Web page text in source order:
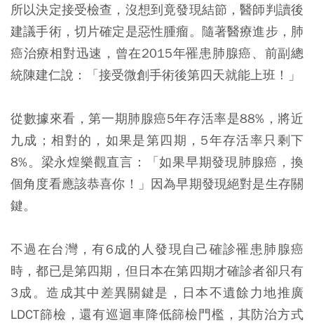
所以決定接受檢查，沒想到竟發現結節，醫師判讀後
建議手術，切片確定是惡性腫瘤。隨著醫療進步，肺
癌治療相對迅速，曾在2015年罹患肺腺癌、前副總
統陳建仁說：「接受微創手術後第四天就能上班！」
從數據來看，第一期肺腺癌5年存活率是88%，將近
九成；相對的，如果是第四期，5年存活率只剩下
8%。梁永煌樂觀直言：「如果早期發現肺腺癌，換
個角度看應該恭喜你！」因為早期發現絕對是生存關
鍵。
不過在台灣，有6成的人發現自己確診罹患肺腺癌
時，都已是第四期，但日本在第四期才確診者卻只有
3成。造成其中差異關鍵是，日本不遺餘力地推廣
LDCT篩檢，還有巡迴車降低篩檢門檻，其防治方式